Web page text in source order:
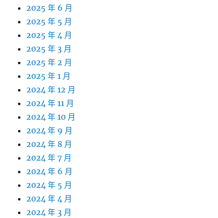
2025 年 6 月
2025 年 5 月
2025 年 4 月
2025 年 3 月
2025 年 2 月
2025 年 1 月
2024 年 12 月
2024 年 11 月
2024 年 10 月
2024 年 9 月
2024 年 8 月
2024 年 7 月
2024 年 6 月
2024 年 5 月
2024 年 4 月
2024 年 3 月